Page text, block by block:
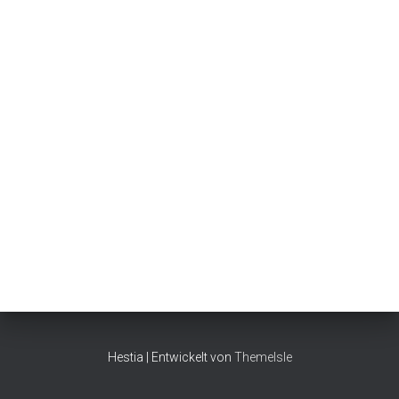
Hestia | Entwickelt von ThemeIsle